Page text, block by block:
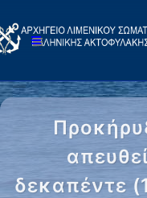
δεκαπέντε